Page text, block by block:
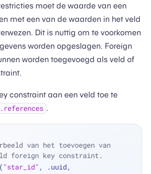
moet de waarde van een
met een van de waarden in het veld
Dit is nuttig om te voorkomen
worden opgeslagen. Foreign
worden toegevoegd als veld of
constraint aan een veld toe te
.references .
van het toevoegen van
foreign key constraint.
"star_id" , .uuid,